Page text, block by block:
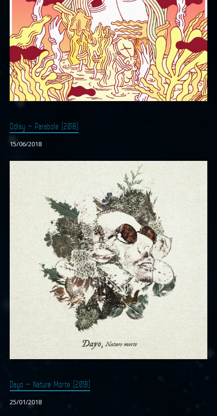
Odisy – Parabole (2018)
15/06/2018
Dayo – Nature Morte (2018)
25/01/2018